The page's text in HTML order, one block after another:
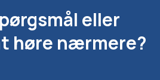
eller
høre nærmere?